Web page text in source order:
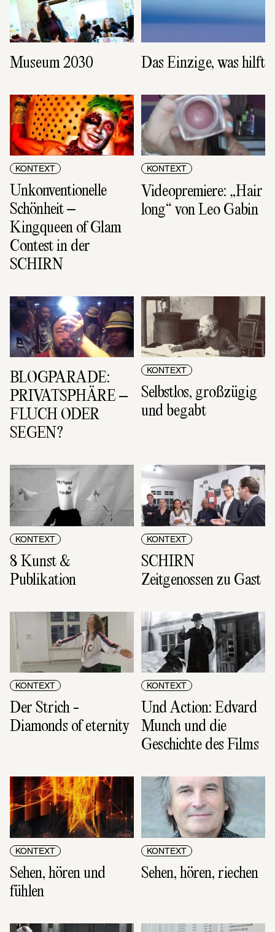
Museum 2030 Das Einzige, was hilft
KONTEXT
Unkonventionelle
Schönheit –
Kingqueen of Glam
Contest in der
SCHIRN
KONTEXT
Videopremiere: „Hair
long“ von Leo Gabin
BLOGPARADE:
PRIVATSPHÄRE –
FLUCH ODER
SEGEN?
KONTEXT
Selbstlos, großzügig
und begabt
KONTEXT
8 Kunst &
Publikation
KONTEXT
SCHIRN
Zeitgenossen zu Gast
KONTEXT
Der Strich -
Diamonds of eternity
KONTEXT
Und Action: Edvard
Munch und die
Geschichte des Films
KONTEXT
Sehen, hören und
fühlen
KONTEXT
Sehen, hören, riechen